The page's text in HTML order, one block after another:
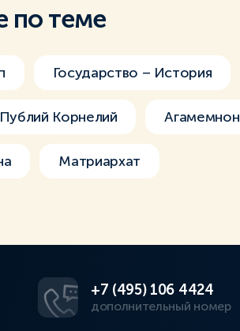
по теме
Государство – История
Корнелий Агамемнон
Матриархат
+7 (495) 106 4424
дополнительный номер